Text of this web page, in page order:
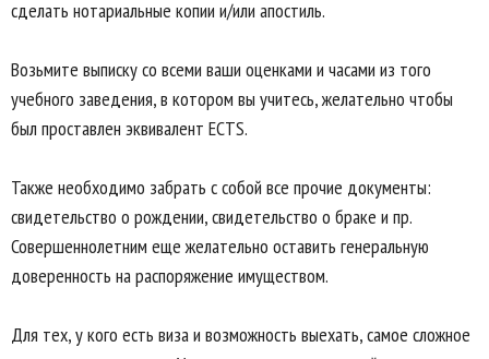
сделать нотариальные копии и/или апостиль.
Возьмите выписку со всеми ваши оценками и часами из того
учебного заведения, в котором вы учитесь, желательно чтобы
был проставлен эквивалент ECTS.
Также необходимо забрать с собой все прочие документы:
свидетельство о рождении, свидетельство о браке и пр.
Совершеннолетним еще желательно оставить генеральную
доверенность на распоряжение имуществом.
Для тех, у кого есть виза и возможность выехать, самое сложное